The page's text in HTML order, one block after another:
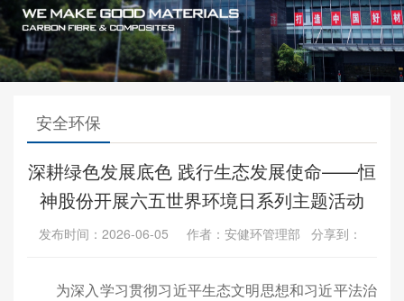
安全环保
深耕绿色发展底色 践行生态发展使命——恒
神股份开展六五世界环境日系列主题活动
发布时间：2026-06-05 作者：安健环管理部 分享到：
为深入学习贯彻习近平生态文明思想和习近平法治